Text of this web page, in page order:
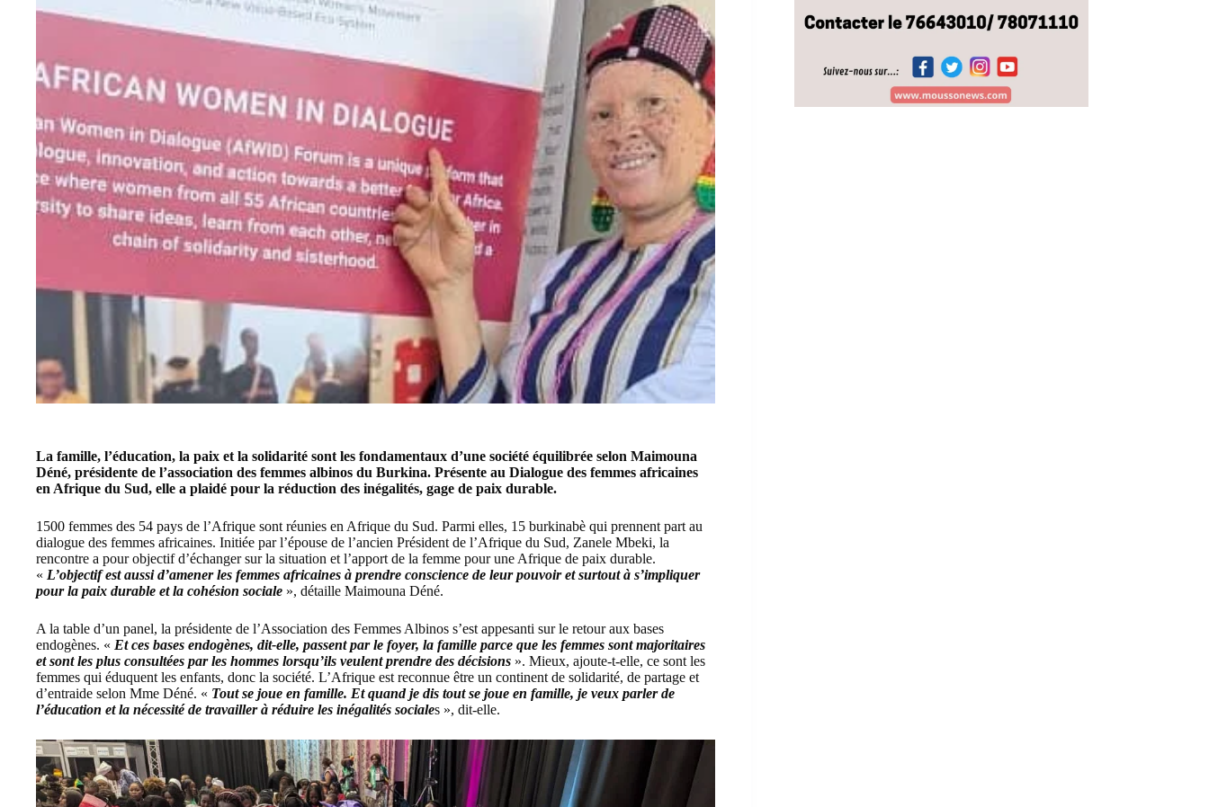
La famille, l’éducation, la paix et la solidarité sont les fondamentaux d’une société équilibrée selon Maimouna
Déné, présidente de l’association des femmes albinos du Burkina. Présente au Dialogue des femmes africaines
en Afrique du Sud, elle a plaidé pour la réduction des inégalités, gage de paix durable.
1500 femmes des 54 pays de l’Afrique sont réunies en Afrique du Sud. Parmi elles, 15 burkinabè qui prennent part au
dialogue des femmes africaines. Initiée par l’épouse de l’ancien Président de l’Afrique du Sud, Zanele Mbeki, la
rencontre a pour objectif d’échanger sur la situation et l’apport de la femme pour une Afrique de paix durable.
« L’objectif est aussi d’amener les femmes africaines à prendre conscience de leur pouvoir et surtout à s’impliquer
pour la paix durable et la cohésion sociale », détaille Maimouna Déné.
A la table d’un panel, la présidente de l’Association des Femmes Albinos s’est appesanti sur le retour aux bases
endogènes. « Et ces bases endogènes, dit-elle, passent par le foyer, la famille parce que les femmes sont majoritaires
et sont les plus consultées par les hommes lorsqu’ils veulent prendre des décisions ». Mieux, ajoute-t-elle, ce sont les
femmes qui éduquent les enfants, donc la société. L’Afrique est reconnue être un continent de solidarité, de partage et
d’entraide selon Mme Déné. « Tout se joue en famille. Et quand je dis tout se joue en famille, je veux parler de
l’éducation et la nécessité de travailler à réduire les inégalités sociales », dit-elle.